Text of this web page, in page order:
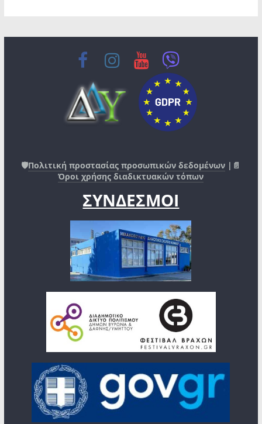
🛡️Πολιτική προστασίας προσωπικών δεδομένων |📄
Όροι χρήσης διαδικτυακών τόπων
ΣΥΝΔΕΣΜΟΙ